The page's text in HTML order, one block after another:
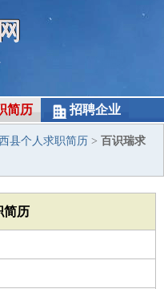
简历 招聘企业
县个人求职简历 > 百识瑞求
简历